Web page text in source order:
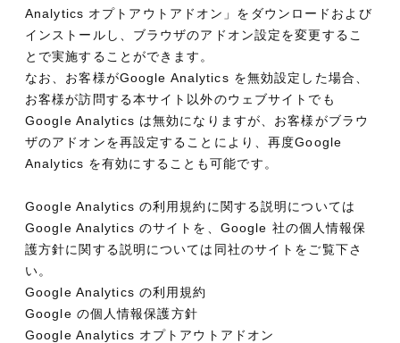
Analytics オプトアウトアドオン」をダウンロードおよび
インストールし、ブラウザのアドオン設定を変更するこ
とで実施することができます。
なお、お客様がGoogle Analytics を無効設定した場合、
お客様が訪問する本サイト以外のウェブサイトでも
Google Analytics は無効になりますが、お客様がブラウ
ザのアドオンを再設定することにより、再度Google
Analytics を有効にすることも可能です。
Google Analytics の利用規約に関する説明については
Google Analytics のサイトを、Google 社の個人情報保
護方針に関する説明については同社のサイトをご覧下さ
い。
Google Analytics の利用規約
Google の個人情報保護方針
Google Analytics オプトアウトアドオン